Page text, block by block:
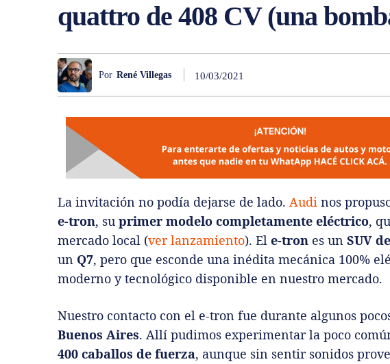
quattro de 408 CV (una
Por René Villegas 10/03/2021
La invitación no podía dejarse de lado. Audi nos
e-tron, su primer modelo completamente eléctrico,
mercado local (ver lanzamiento). El e-tron es un SUV
un Q7, pero que esconde una inédita mecánica 100%
moderno y tecnológico disponible en nuestro mercado.
Nuestro contacto con el e-tron fue durante algunos
Buenos Aires. Allí pudimos experimentar la poco
400 caballos de fuerza, aunque sin sentir sonidos